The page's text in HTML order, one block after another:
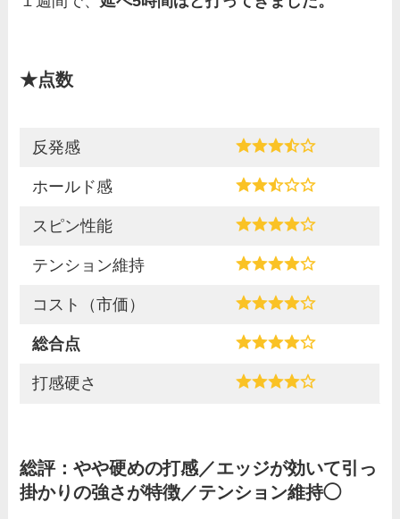
★点数
反発感
ホールド感
スピン性能
テンション維持
コスト（市価）
総合点
打感硬さ
総評：やや硬めの打感／エッジが効いて引っ
掛かりの強さが特徴／テンション維持◯